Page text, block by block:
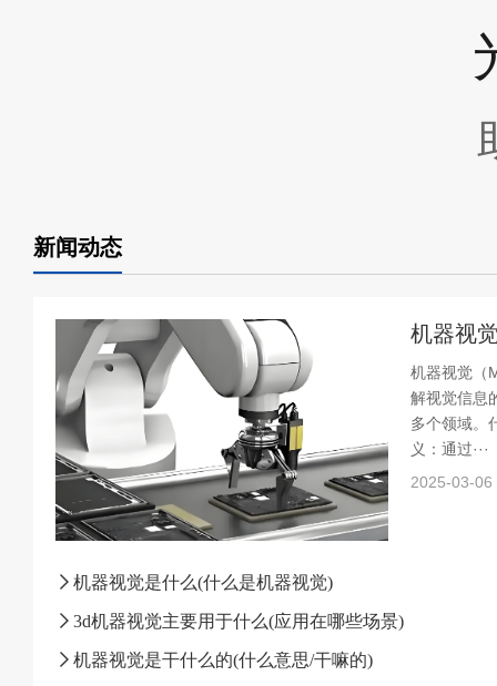
新闻动态
机器视
机器视觉（
解视觉信息
多个领域。
义：通过···
2025-03-06
机器视觉是什么(什么是机器视觉)
3d机器视觉主要用于什么(应用在哪些场景)
机器视觉是干什么的(什么意思/干嘛的)